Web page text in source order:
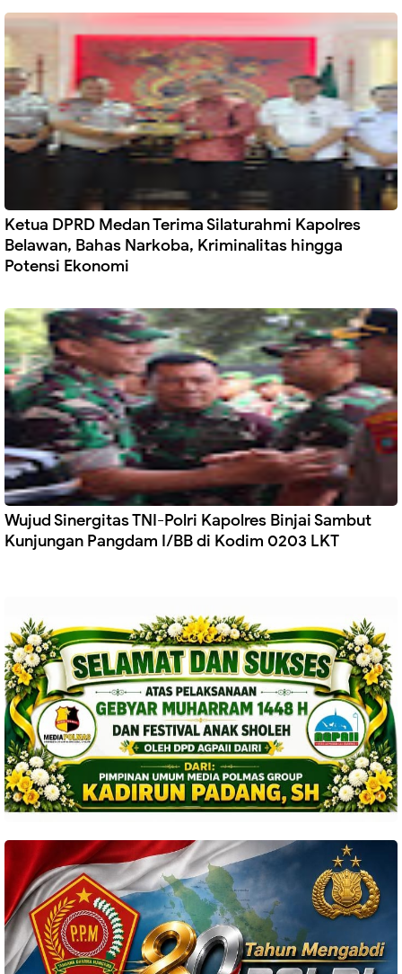
Ketua DPRD Medan Terima Silaturahmi Kapolres
Belawan, Bahas Narkoba, Kriminalitas hingga
Potensi Ekonomi
Wujud Sinergitas TNI-Polri Kapolres Binjai Sambut
Kunjungan Pangdam I/BB di Kodim 0203 LKT